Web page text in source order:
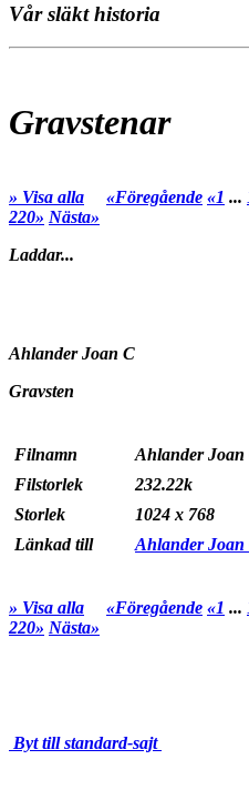
Vår släkt historia
Gravstenar
» Visa alla «Föregående «1 ...
220» Nästa»
Laddar...
Ahlander Joan C
Gravsten
Filnamn
Ahlander Joan
Filstorlek
232.22k
Storlek
1024 x 768
Länkad till
Ahlander Joan
» Visa alla «Föregående «1 ...
220» Nästa»
Byt till standard-sajt